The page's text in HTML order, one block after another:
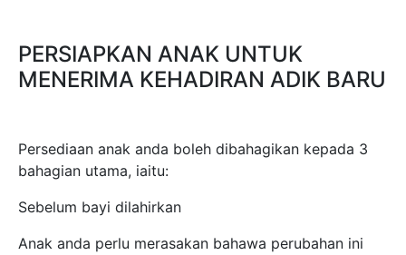
PERSIAPKAN ANAK UNTUK
MENERIMA KEHADIRAN ADIK BARU
Persediaan anak anda boleh dibahagikan kepada 3
bahagian utama, iaitu:
Sebelum bayi dilahirkan
Anak anda perlu merasakan bahawa perubahan ini